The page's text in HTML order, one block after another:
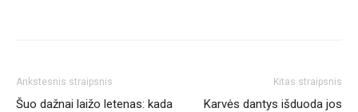
Ankstesnis straipsnis
Šuo dažnai laižo letenas: kada
Kitas straipsnis
Karvės dantys išduoda jos